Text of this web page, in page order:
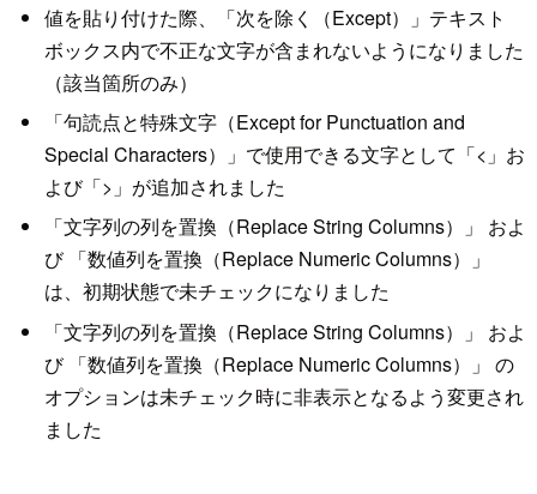
値を貼り付けた際、「次を除く（Except）」テキスト
ボックス内で不正な文字が含まれないようになりました
（該当箇所のみ）
「句読点と特殊文字（Except for Punctuation and
Special Characters）」で使用できる文字として「<」お
よび「>」が追加されました
「文字列の列を置換（Replace String Columns）」 およ
び 「数値列を置換（Replace Numeric Columns）」
は、初期状態で未チェックになりました
「文字列の列を置換（Replace String Columns）」 およ
び 「数値列を置換（Replace Numeric Columns）」 の
オプションは未チェック時に非表示となるよう変更され
ました